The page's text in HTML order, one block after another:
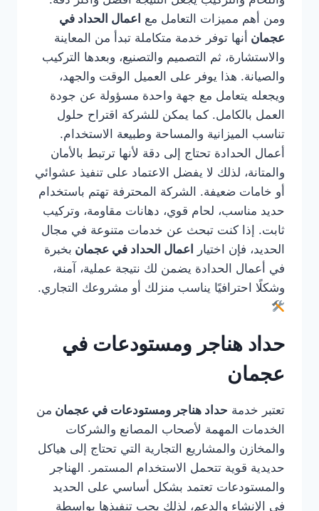
ومن أهم مميزات التعامل مع اعمال الحداد في
عجمان أنها توفر خدمة متكاملة تبدأ من المعاينة
والاستشارة، ثم التصميم والتصنيع، وبعدها التركيب
والصيانة. هذا يوفر على العميل الوقت والجهد،
ويجعله يتعامل مع جهة واحدة مسؤولة عن جودة
العمل بالكامل. كما يمكن للشركة اقتراح حلول
تناسب الميزانية والمساحة وطبيعة الاستخدام.
أعمال الحدادة تحتاج إلى دقة لأنها ترتبط بالأمان
والمتانة، لذلك لا يفضل الاعتماد على تنفيذ عشوائي
أو خامات ضعيفة. الشركة المحترفة تهتم باستخدام
حديد مناسب، لحام قوي، دهانات مقاومة، وتركيب
ثابت. إذا كنت تبحث عن خدمات متنوعة في مجال
الحديد، فإن اختيار
اعمال الحداد في عجمان بخبرة
في أعمال الحدادة يضمن لك نتيجة عملية، آمنة،
وشكلًا احترافيًا يناسب منزلك أو مشروعك التجاري.
حداد هناجر ومستودعات في
عجمان
تعتبر خدمة حداد هناجر ومستودعات في عجمان من
الخدمات المهمة لأصحاب المصانع والشركات
والمخازن والمشاريع التجارية التي تحتاج إلى هياكل
حديدية قوية تتحمل الاستخدام المستمر. الهناجر
والمستودعات تعتمد بشكل أساسي على الحديد
في الإنشاء والدعم، لذلك يجب تنفيذها بواسطة